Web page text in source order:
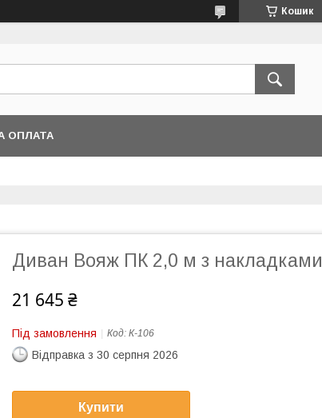
Кошик
ОПЛАТА
Диван Вояж ПК 2,0 м з накладками
21 645 ₴
Під замовлення Код: К-106
Відправка з 30 серпня 2026
Купити